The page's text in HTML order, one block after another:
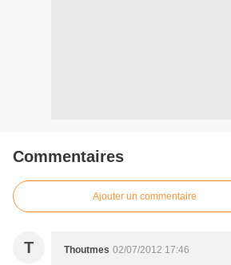
Commentaires
Ajouter un commentaire
T Thoutmes 02/07/2012 17:46